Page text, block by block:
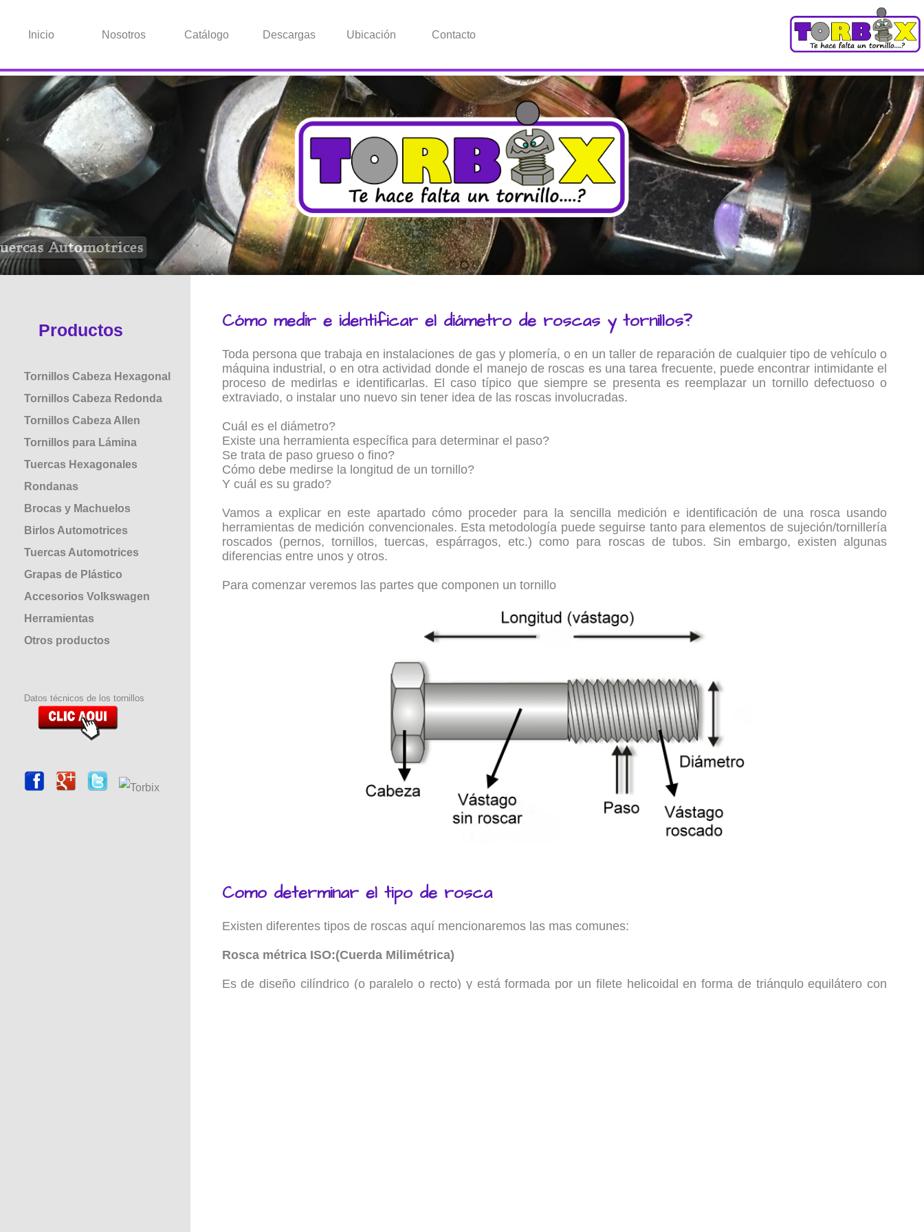
Inicio Nosotros Catálogo Descargas Ubicación Contacto
Tuercas Automotrices
Productos
Tornillos Cabeza Hexagonal
Tornillos Cabeza Redonda
Tornillos Cabeza Allen
Tornillos para Lámina
Tuercas Hexagonales
Rondanas
Brocas y Machuelos
Birlos Automotrices
Tuercas Automotrices
Grapas de Plástico
Accesorios Volkswagen
Herramientas
Otros productos
Datos técnicos de los tornillos
Cómo medir e identificar el diámetro de roscas y tornillos?
Toda persona que trabaja en instalaciones de gas y plomería, o en un taller de reparación de cualquier tipo de vehículo o
máquina industrial, o en otra actividad donde el manejo de roscas es una tarea frecuente, puede encontrar intimidante el
proceso de medirlas e identificarlas. El caso típico que siempre se presenta es reemplazar un tornillo defectuoso o
extraviado, o instalar uno nuevo sin tener idea de las roscas involucradas.
Cuál es el diámetro?
Existe una herramienta específica para determinar el paso?
Se trata de paso grueso o fino?
Cómo debe medirse la longitud de un tornillo?
Y cuál es su grado?
Vamos a explicar en este apartado cómo proceder para la sencilla medición e identificación de una rosca usando
herramientas de medición convencionales. Esta metodología puede seguirse tanto para elementos de sujeción/tornillería
roscados (pernos, tornillos, tuercas, espárragos, etc.) como para roscas de tubos. Sin embargo, existen algunas
diferencias entre unos y otros.
Para comenzar veremos las partes que componen un tornillo
Como determinar el tipo de rosca
Existen diferentes tipos de roscas aquí mencionaremos las mas comunes:
Rosca métrica ISO:(Cuerda Milimétrica)
Es de diseño cilíndrico (o paralelo o recto) y está formada por un filete helicoidal en forma de triángulo equilátero con